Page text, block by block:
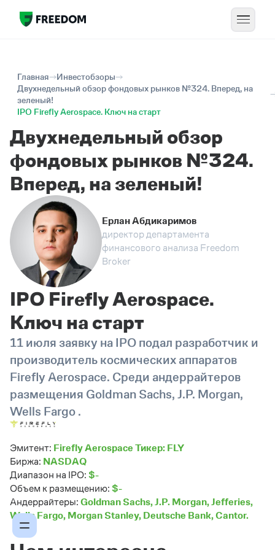
Главная
Инвестобзоры
Двухнедельный обзор фондовых рынков №324. Вперед, на
зеленый!
IPO Firefly Aerospace. Ключ на старт
Двухнедельный обзор
фондовых рынков №324.
Вперед, на зеленый!
Ерлан Абдикаримов
директор департамента
финансового анализа Freedom
Broker
IPO Firefly Aerospace.
Ключ на старт
11 июля заявку на IPO подал разработчик и
производитель космических аппаратов
Firefly Aerospace. Среди андеррайтеров
размещения Goldman Sachs, J.P. Morgan,
Wells Fargo .
Эмитент: Firefly Aerospace Тикер: FLY
Биржа: NASDAQ
Диапазон на IPO: $-
Объем к размещению: $-
Андеррайтеры: Goldman Sachs, J.P. Morgan, Jefferies,
Wells Fargo, Morgan Stanley, Deutsche Bank, Cantor.